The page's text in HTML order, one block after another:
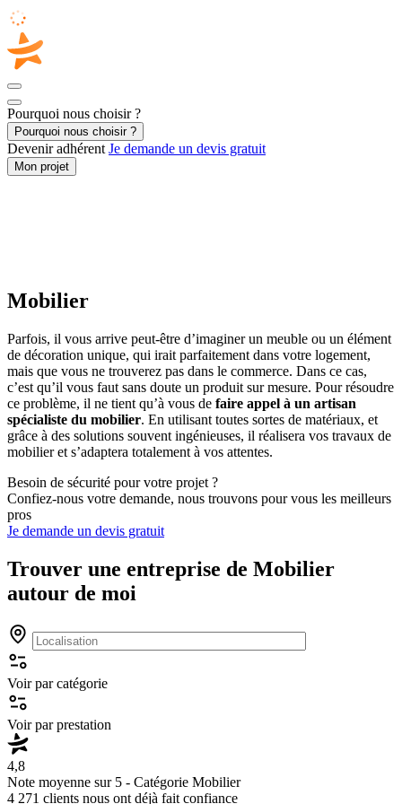
Pourquoi nous choisir ?
Pourquoi nous choisir ?
Devenir adhérent Je demande un devis gratuit
Mon projet
Mobilier
Parfois, il vous arrive peut-être d’imaginer un meuble ou un élément
de décoration unique, qui irait parfaitement dans votre logement,
mais que vous ne trouverez pas dans le commerce. Dans ce cas,
c’est qu’il vous faut sans doute un produit sur mesure. Pour résoudre
ce problème, il ne tient qu’à vous de faire appel à un artisan
spécialiste du mobilier. En utilisant toutes sortes de matériaux, et
grâce à des solutions souvent ingénieuses, il réalisera vos travaux de
mobilier et s’adaptera totalement à vos attentes.
Besoin de sécurité pour votre projet ?
Confiez-nous votre demande, nous trouvons pour vous les meilleurs
pros
Je demande un devis gratuit
Trouver une entreprise de Mobilier
autour de moi
Voir par catégorie
Voir par prestation
4,8
Note moyenne sur 5 - Catégorie Mobilier
4 271 clients nous ont déjà fait confiance